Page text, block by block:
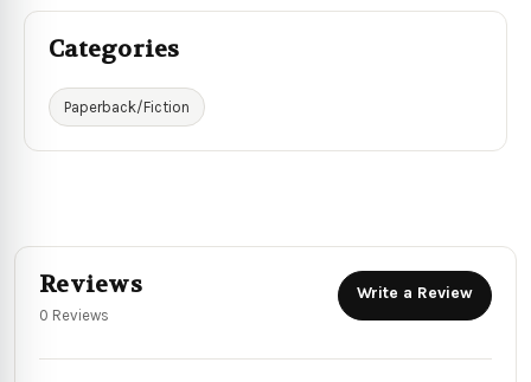
Categories
Paperback/Fiction
Reviews
0 Reviews
Write a Review